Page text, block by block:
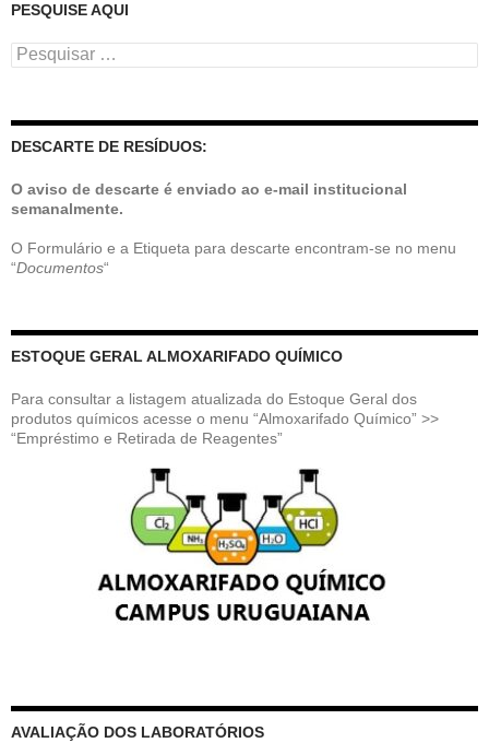
PESQUISE AQUI
Pesquisar
por:
DESCARTE DE RESÍDUOS:
O aviso de descarte é enviado ao e-mail institucional
semanalmente.
O Formulário e a Etiqueta para descarte encontram-se no menu
“Documentos“
ESTOQUE GERAL ALMOXARIFADO QUÍMICO
Para consultar a listagem atualizada do Estoque Geral dos
produtos químicos acesse o menu “Almoxarifado Químico” >>
“Empréstimo e Retirada de Reagentes”
AVALIAÇÃO DOS LABORATÓRIOS